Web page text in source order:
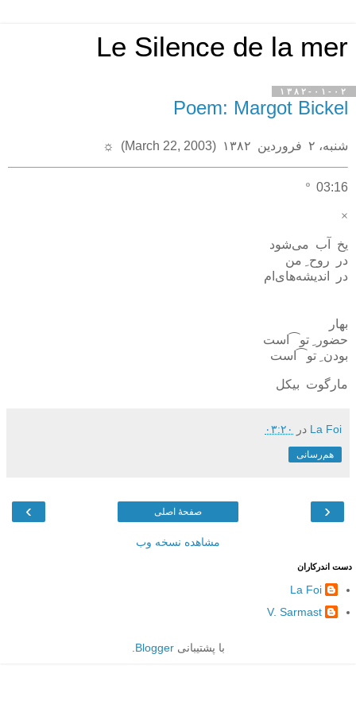
Le Silence de la mer
۱۳۸۲-۰۱-۰۲
Poem: Margot Bickel
شنبه، ۲ فروردين ۱۳۸۲ (March 22, 2003) ☼
º 03:16
×
يخ آب مى‌شود
در روح
من
در انديشه‌هاى‌ام
بهار
حضور
تو⁀است
بودن تو⁀است
مارگوت بيکل
La Foi در ۰۳:۲۰
هم‌رسانی
‹
› صفحهٔ اصلی
مشاهده نسخه وب
دست اندرکاران
La Foi
V. Sarmast
با پشتیبانیBlogger
.